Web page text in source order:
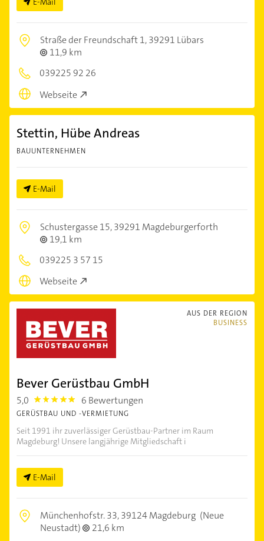
Straße der Freundschaft 1,39291 Lübars
11,9 km
039225 92 26
Webseite
Stettin, Hübe Andreas
BAUUNTERNEHMEN
E-Mail
Schustergasse 15,39291 Magdeburgerforth
19,1 km
039225 3 57 15
Webseite
AUS DER REGION
BUSINESS
Bever Gerüstbau GmbH
5,0 5.0 6 Bewertungen
GERÜSTBAU UND -VERMIETUNG
Seit 1991 ihr zuverlässiger Gerüstbau-Partner im Raum
Magdeburg! Unsere langjährige Mitgliedschaft i
E-Mail
Münchenhofstr. 33,39124 Magdeburg (Neue
Neustadt)
21,6 km